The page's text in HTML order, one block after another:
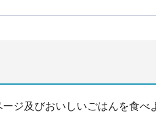
ジ及びおいしいごはんを食べ